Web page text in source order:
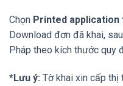
Chọn Printed
Download đơn đã khai,
Pháp theo kích thước quy
*Lưu ý: Tờ khai xin cấp